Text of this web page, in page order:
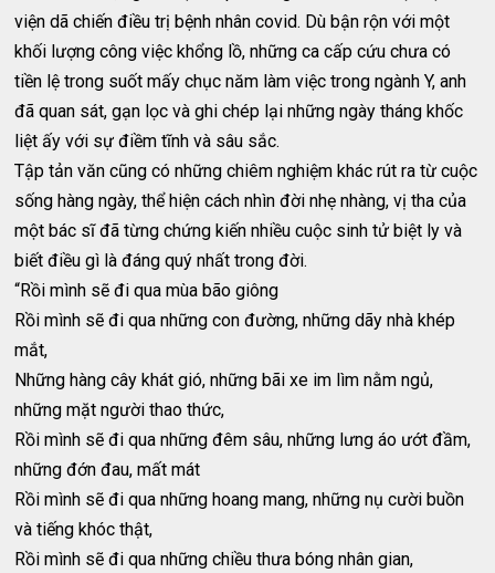
viện dã chiến điều trị bệnh nhân covid. Dù bận rộn với một
khối lượng công việc khổng lồ, những ca cấp cứu chưa có
tiền lệ trong suốt mấy chục năm làm việc trong ngành Y, anh
đã quan sát, gạn lọc và ghi chép lại những ngày tháng khốc
liệt ấy với sự điềm tĩnh và sâu sắc.
Tập tản văn cũng có những chiêm nghiệm khác rút ra từ cuộc
sống hàng ngày, thể hiện cách nhìn đời nhẹ nhàng, vị tha của
một bác sĩ đã từng chứng kiến nhiều cuộc sinh tử biệt ly và
biết điều gì là đáng quý nhất trong đời.
“Rồi mình sẽ đi qua mùa bão giông
Rồi mình sẽ đi qua những con đường, những dãy nhà khép
mắt,
Những hàng cây khát gió, những bãi xe im lìm nằm ngủ,
những mặt người thao thức,
Rồi mình sẽ đi qua những đêm sâu, những lưng áo ướt đầm,
những đớn đau, mất mát
Rồi mình sẽ đi qua những hoang mang, những nụ cười buồn
và tiếng khóc thật,
Rồi mình sẽ đi qua những chiều thưa bóng nhân gian,